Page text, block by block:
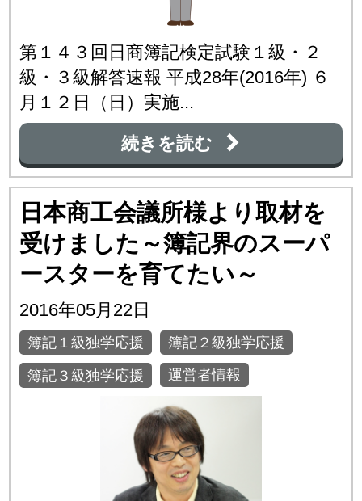
第１４３回日商簿記検定試験１級・２
級・３級解答速報 平成28年(2016年) ６
月１２日（日）実施...
続きを読む
日本商工会議所様より取材を
受けました～簿記界のスーパ
ースターを育てたい～
2016年05月22日
簿記１級独学応援 簿記２級独学応援
簿記３級独学応援 運営者情報